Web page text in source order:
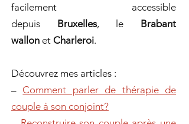
facilement accessible
depuis Bruxelles, le Brabant
wallon et Charleroi.
Découvrez mes articles :
– Comment parler de thérapie de
couple à son conjoint?